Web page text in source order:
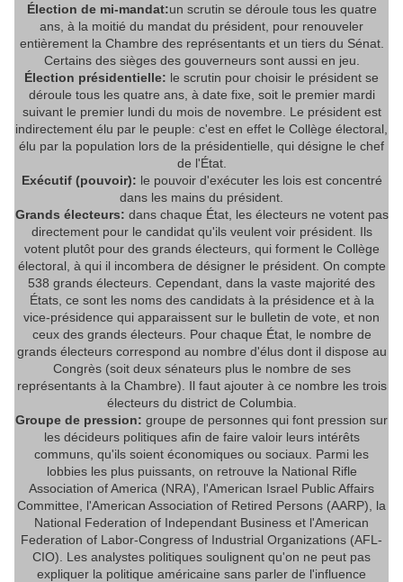
Élection de mi-mandat:un scrutin se déroule tous les quatre
ans, à la moitié du mandat du président, pour renouveler
entièrement la Chambre des représentants et un tiers du Sénat.
Certains des sièges des gouverneurs sont aussi en jeu.
Élection présidentielle: le scrutin pour choisir le président se
déroule tous les quatre ans, à date fixe, soit le premier mardi
suivant le premier lundi du mois de novembre. Le président est
indirectement élu par le peuple: c'est en effet le Collège électoral,
élu par la population lors de la présidentielle, qui désigne le chef
de l'État.
Exécutif (pouvoir): le pouvoir d'exécuter les lois est concentré
dans les mains du président.
Grands électeurs: dans chaque État, les électeurs ne votent pas
directement pour le candidat qu'ils veulent voir président. Ils
votent plutôt pour des grands électeurs, qui forment le Collège
électoral, à qui il incombera de désigner le président. On compte
538 grands électeurs. Cependant, dans la vaste majorité des
États, ce sont les noms des candidats à la présidence et à la
vice-présidence qui apparaissent sur le bulletin de vote, et non
ceux des grands électeurs. Pour chaque État, le nombre de
grands électeurs correspond au nombre d'élus dont il dispose au
Congrès (soit deux sénateurs plus le nombre de ses
représentants à la Chambre). Il faut ajouter à ce nombre les trois
électeurs du district de Columbia.
Groupe de pression: groupe de personnes qui font pression sur
les décideurs politiques afin de faire valoir leurs intérêts
communs, qu'ils soient économiques ou sociaux. Parmi les
lobbies les plus puissants, on retrouve la National Rifle
Association of America (NRA), l'American Israel Public Affairs
Committee, l'American Association of Retired Persons (AARP), la
National Federation of Independant Business et l'American
Federation of Labor-Congress of Industrial Organizations (AFL-
CIO). Les analystes politiques soulignent qu'on ne peut pas
expliquer la politique américaine sans parler de l'influence